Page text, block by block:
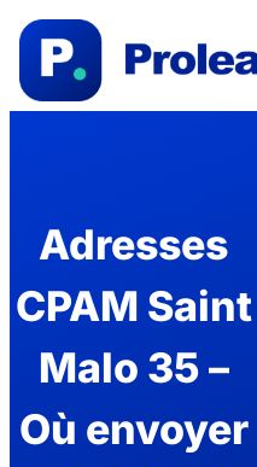
Adresses
CPAM Saint
Malo 35 –
Où envoyer